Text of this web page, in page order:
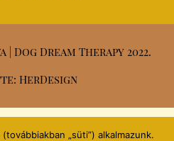
Dog Dream Therapy 2022.
HerDesign
„süti”) alkalmazunk.